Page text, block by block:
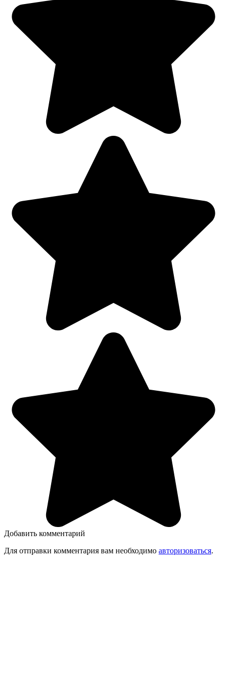
Добавить комментарий
Для отправки комментария вам необходимо авторизоваться.